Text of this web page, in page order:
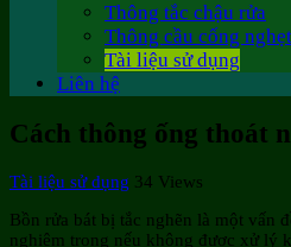
Thông tắc chậu rửa
Thông cầu cống nghẹt
Tài liệu sử dụng
Liên hệ
Cách thông ống thoát
Tài liệu sử dụng 34 Views
Bồn rửa bát bị tắc nghẽn là một vấn
nghiêm trọng nếu không được xử lý